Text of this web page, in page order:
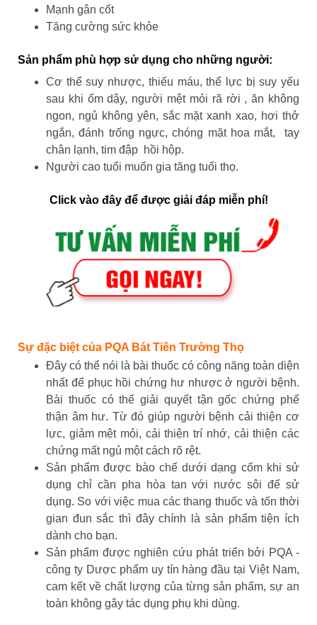
Mạnh gân cốt
Tăng cường sức khỏe
Sản phẩm phù hợp sử dụng cho những người:
Cơ thể suy nhược, thiếu máu, thể lực bị suy yếu
sau khi ốm dậy, người mệt mỏi rã rời , ăn không
ngon, ngủ không yên, sắc mặt xanh xao, hơi thở
ngắn, đánh trống ngực, chóng mặt hoa mắt, tay
chân lạnh, tim đập hồi hộp.
Người cao tuổi muốn gia tăng tuổi thọ.
Click vào đây để được giải đáp miễn phí!
Sự đặc biệt của PQA Bát Tiên Trường Thọ
Đây có thể nói là bài thuốc có công năng toàn diện
nhất để phục hồi chứng hư nhược ở người bệnh.
Bài thuốc có thể giải quyết tận gốc chứng phế
thận âm hư. Từ đó giúp người bệnh cải thiện cơ
lực, giảm mệt mỏi, cải thiện trí nhớ, cải thiện các
chứng mất ngủ một cách rõ rệt.
Sản phẩm được bào chế dưới dạng cốm khi sử
dụng chỉ cần pha hòa tan với nước sôi để sử
dụng. So với việc mua các thang thuốc và tốn thời
gian đun sắc thì đây chính là sản phẩm tiện ích
dành cho bạn.
Sản phẩm được nghiên cứu phát triển bởi PQA -
công ty Dược phẩm uy tín hàng đầu tại Việt Nam,
cam kết về chất lượng của từng sản phẩm, sự an
toàn không gây tác dụng phụ khi dùng.